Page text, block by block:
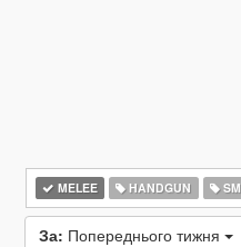
MELEE HANDGUN
За: Попереднього тижня